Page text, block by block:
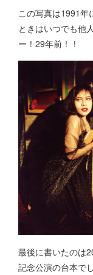
この写真は1991
ときはいつでも他
ー！29年前！！
最後に書いたのは
記念公演の台本で